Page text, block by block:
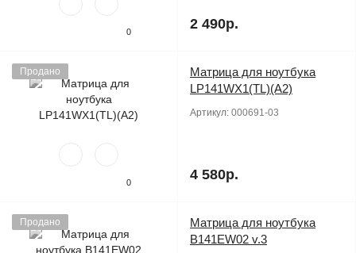
0 2 490р.
Продано
0
Матрица для ноутбука
LP141WX1(TL)(A2)
Артикул: 000691-03
4 580р.
Продано
Матрица для ноутбука
B141EW02 v.3